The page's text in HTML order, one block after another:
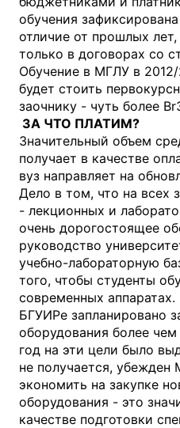
обучения
отличие от прошлых
только в договорах со
Обучение в МГЛУ в
будет стоить
заочнику - чуть более
ЗА ЧТО ПЛАТИМ?
Значительный объем
получает в качестве
вуз направляет на
Дело в том, что на всех
- лекционных и
очень дорогостоящее
руководство
учебно-лабораторную
того, чтобы студенты
современных
БГУИРе запланировано
оборудования более чем
год на эти цели было
не получается, убежден
экономить на закупке
оборудования - это
качестве подготовки